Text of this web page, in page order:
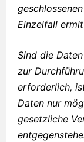
Einzelfall
Sind die
zur
erforderlich,
Daten nur
gesetzliche